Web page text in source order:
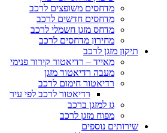
מדחסים משופצים לרכב
מדחסים חדשים לרכב
מדחס מזגן חשמלי לרכב
מחירון מדחסים לרכב
תיקון מזגן לרכב
מאייד – רדיאטור קירור פנימי
מעבה רדיאטור מזגן
רדיאטור חימום לרכב
רדיאטור לרכב לפי עיר
גז למזגן ברכב
מפוח מזגן לרכב
שירותים נוספים